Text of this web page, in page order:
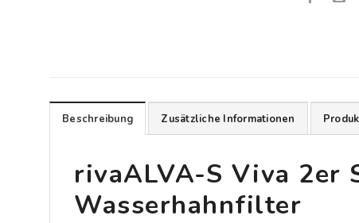
Beschreibung Zusätzliche Informationen
rivaALVA-S Viva 2er
Wasserhahnfilter